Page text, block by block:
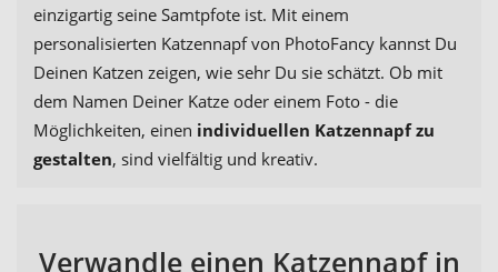
einzigartig seine Samtpfote ist. Mit einem
personalisierten Katzennapf von PhotoFancy kannst Du
Deinen Katzen zeigen, wie sehr Du sie schätzt. Ob mit
dem Namen Deiner Katze oder einem Foto - die
Möglichkeiten, einen individuellen Katzennapf zu
gestalten, sind vielfältig und kreativ.
Verwandle einen Katzennapf in